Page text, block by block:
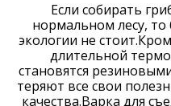
Если собирать
нормальном лесу, то
экологии не
длительной
становятся
теряют все свои
качества.Варка для